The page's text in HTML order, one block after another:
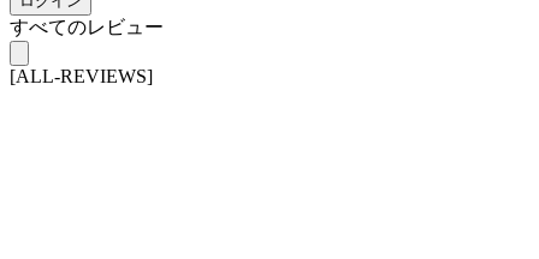
すべてのレビュー
[ALL-REVIEWS]